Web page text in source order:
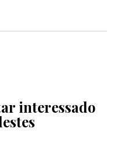
interessado